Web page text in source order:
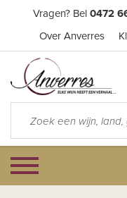
Vragen? Bel 0472
Over Anverres